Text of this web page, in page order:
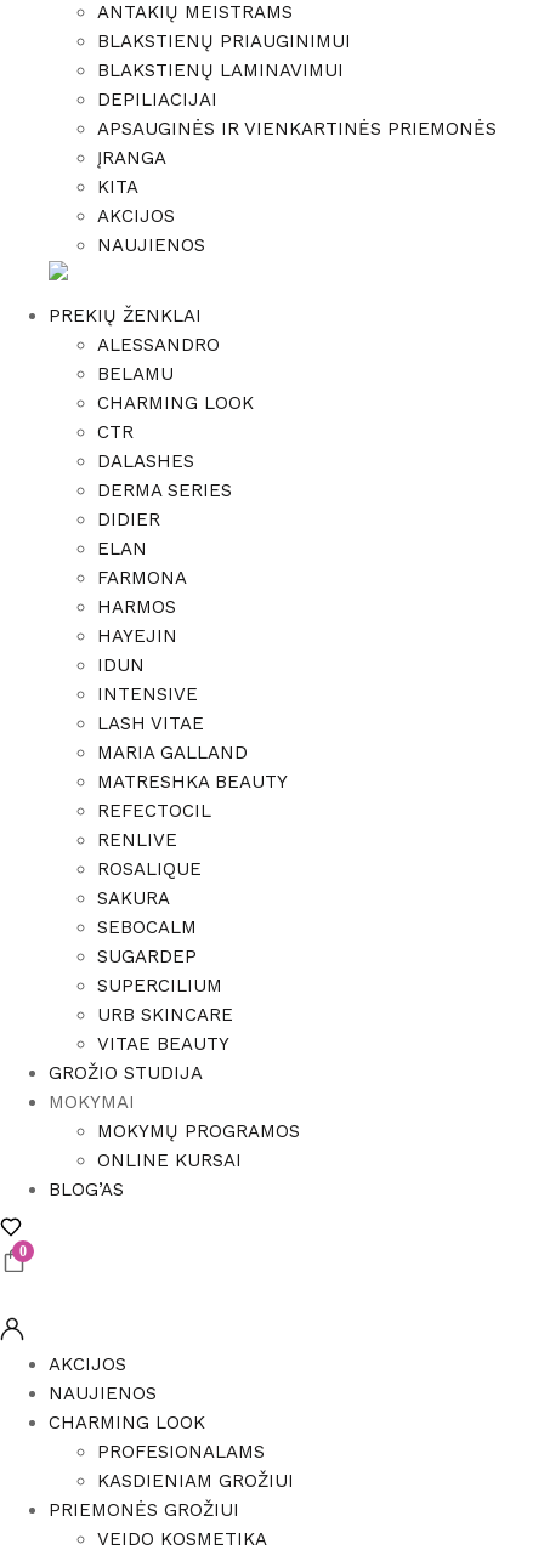
ANTAKIŲ MEISTRAMS
BLAKSTIENŲ PRIAUGINIMUI
BLAKSTIENŲ LAMINAVIMUI
DEPILIACIJAI
APSAUGINĖS IR VIENKARTINĖS PRIEMONĖS
ĮRANGA
KITA
AKCIJOS
NAUJIENOS
PREKIŲ ŽENKLAI
ALESSANDRO
BELAMU
CHARMING LOOK
CTR
DALASHES
DERMA SERIES
DIDIER
ELAN
FARMONA
HARMOS
HAYEJIN
IDUN
INTENSIVE
LASH VITAE
MARIA GALLAND
MATRESHKA BEAUTY
REFECTOCIL
RENLIVE
ROSALIQUE
SAKURA
SEBOCALM
SUGARDEP
SUPERCILIUM
URB SKINCARE
VITAE BEAUTY
GROŽIO STUDIJA
MOKYMAI
MOKYMŲ PROGRAMOS
ONLINE KURSAI
BLOG’AS
0
AKCIJOS
NAUJIENOS
CHARMING LOOK
PROFESIONALAMS
KASDIENIAM GROŽIUI
PRIEMONĖS GROŽIUI
VEIDO KOSMETIKA